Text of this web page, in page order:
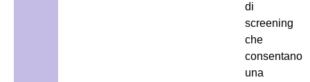
di
screening
che
consentano
una